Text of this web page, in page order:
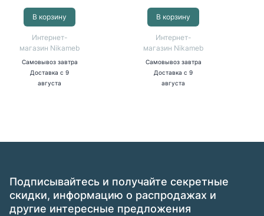
В корзину
Интернет-
магазин Nikameb
Самовывоз завтра
Доставка с 9
августа
В корзину
Интернет-
магазин Nikameb
Самовывоз завтра
Доставка с 9
августа
Подписывайтесь и получайте секретные
скидки, информацию о распродажах и
другие интересные предложения